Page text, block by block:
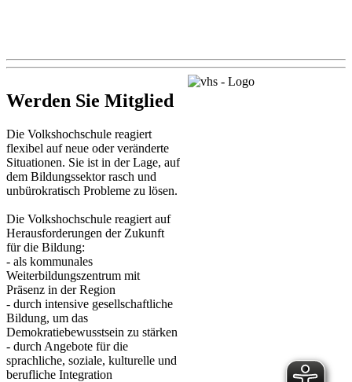
Werden Sie Mitglied
Die Volkshochschule reagiert
flexibel auf neue oder veränderte
Situationen. Sie ist in der Lage, auf
dem Bildungssektor rasch und
unbürokratisch Probleme zu lösen.
Die Volkshochschule reagiert auf
Herausforderungen der Zukunft
für die Bildung:
- als kommunales
Weiterbildungszentrum mit
Präsenz in der Region
- durch intensive gesellschaftliche
Bildung, um das
Demokratiebewusstsein zu stärken
- durch Angebote für die
sprachliche, soziale, kulturelle und
berufliche Integration